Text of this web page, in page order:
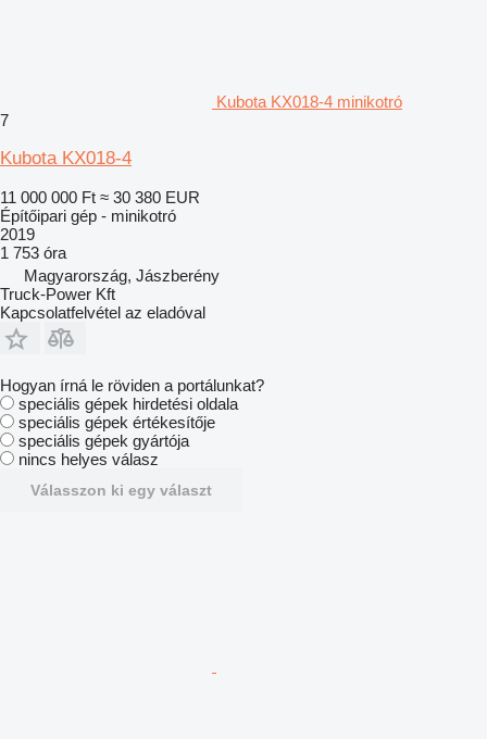
Kubota KX018-4 minikotró
7
Kubota KX018-4
11 000 000 Ft ≈ 30 380 EUR
Építőipari gép - minikotró
2019
1 753 óra
Magyarország, Jászberény
Truck-Power Kft
Kapcsolatfelvétel az eladóval
Hogyan írná le röviden a portálunkat?
speciális gépek hirdetési oldala
speciális gépek értékesítője
speciális gépek gyártója
nincs helyes válasz
Válasszon ki egy választ